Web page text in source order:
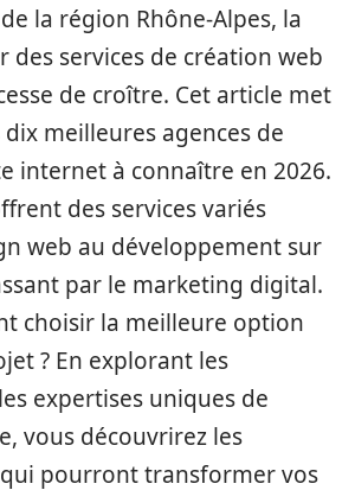
la région Rhône-Alpes, la
des services de création web
de croître. Cet article met
meilleures agences de
internet à connaître en 2026.
des services variés
web au développement sur
par le marketing digital.
choisir la meilleure option
? En explorant les
expertises uniques de
vous découvrirez les
pourront transformer vos